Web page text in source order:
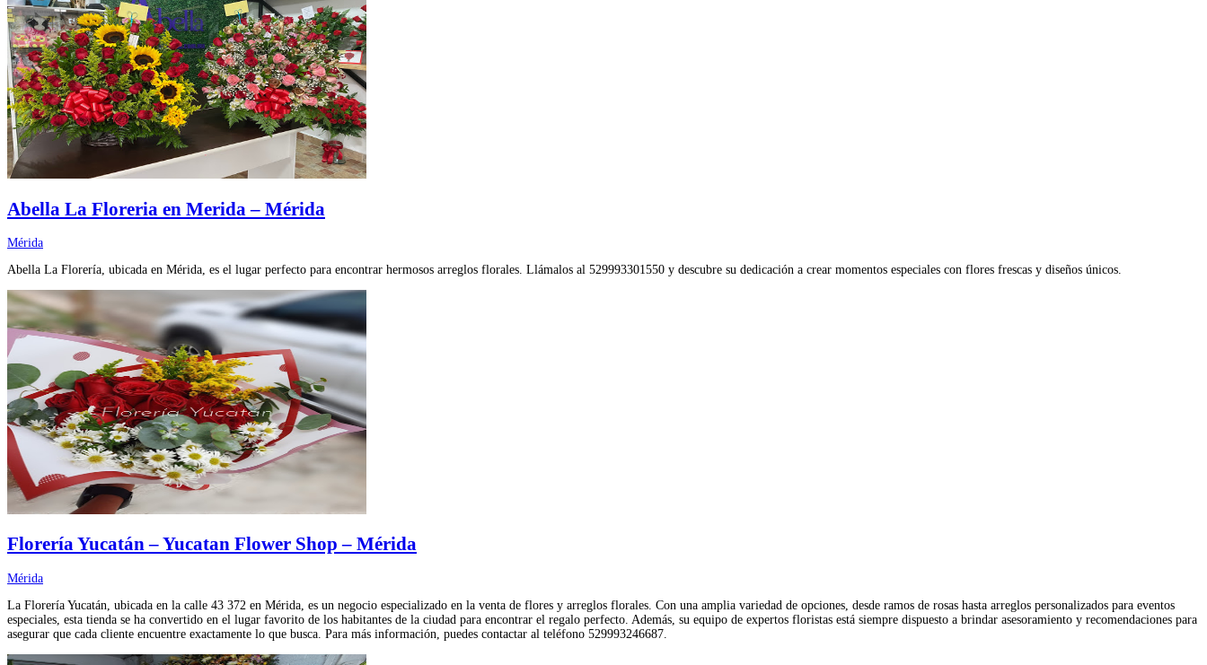
Abella La Floreria en Merida – Mérida
Mérida
Abella La Florería, ubicada en Mérida, es el lugar perfecto para encontrar hermosos arreglos florales. Llámalos al 529993301550 y descubre su dedicación a crear momentos especiales con flores frescas y diseños únicos.
Florería Yucatán – Yucatan Flower Shop – Mérida
Mérida
La Florería Yucatán, ubicada en la calle 43 372 en Mérida, es un negocio especializado en la venta de flores y arreglos florales. Con una amplia variedad de opciones, desde ramos de rosas hasta arreglos personalizados para eventos
especiales, esta tienda se ha convertido en el lugar favorito de los habitantes de la ciudad para encontrar el regalo perfecto. Además, su equipo de expertos floristas está siempre dispuesto a brindar asesoramiento y recomendaciones para
asegurar que cada cliente encuentre exactamente lo que busca. Para más información, puedes contactar al teléfono 529993246687.